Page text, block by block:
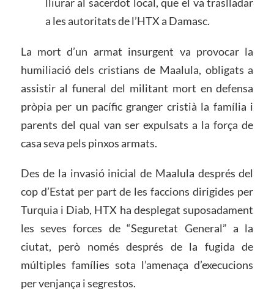
a les autoritats de l’HTX a Damasc.
La mort d’un armat insurgent va provocar la
humiliació dels cristians de Maalula, obligats a
assistir al funeral del militant mort en defensa
pròpia per un pacífic granger cristià la família i
parents del qual van ser expulsats a la força de
casa seva pels pinxos armats.
Des de la invasió inicial de Maalula després del
cop d’Estat per part de les faccions dirigides per
Turquia i Diab, HTX ha desplegat suposadament
les seves forces de “Seguretat General” a la
ciutat, però només després de la fugida de
múltiples famílies sota l’amenaça d’execucions
per venjança i segrestos.